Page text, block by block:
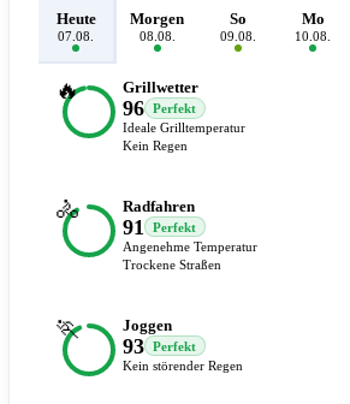
Heute
07.08.
Morgen
08.08.
So
09.08.
Mo
10.08.
🔥 Grillwetter
96
Perfekt
Ideale Grilltemperatur
Kein Regen
🚴 Radfahren
91
Perfekt
Angenehme Temperatur
Trockene Straßen
🏃 Joggen
93
Perfekt
Kein störender Regen